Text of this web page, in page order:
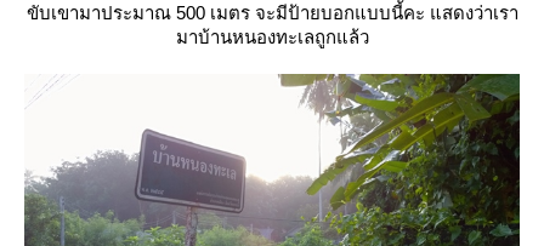
ขับเขามาประมาณ 500 เมตร จะมีป้ายบอกแบบนี้คะ แสดงว่าเรา
มาบ้านหนองทะเลถูกแล้ว